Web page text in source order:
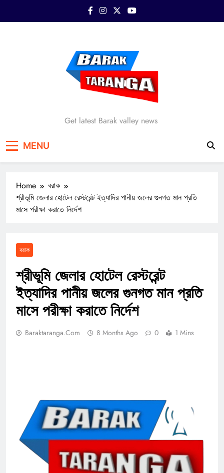
Barak Taranga
Get latest Barak valley news
MENU
Home
বরাক
শ্রীভূমি জেলার হোটেল রেস্টরেন্ট ইত্যাদির পানীয় জলের গুনগত মান প্রতি
মাসে পরীক্ষা করাতে নির্দেশ
বরাক
শ্রীভূমি জেলার হোটেল রেস্টরেন্ট
ইত্যাদির পানীয় জলের গুনগত মান প্রতি
মাসে পরীক্ষা করাতে নির্দেশ
Baraktaranga.com 8 Months Ago 0 1 Mins